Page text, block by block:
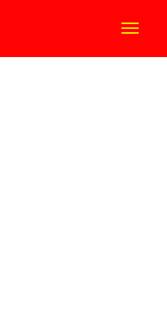
Toggle